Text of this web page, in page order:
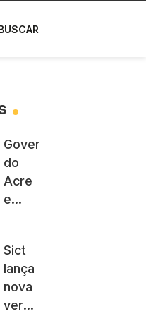
Governo
do
Acre
e
convênio
para
fortalecer
cadeia
Sict
lança
nova
versão